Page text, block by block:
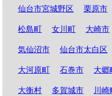
仙台市宮城野区 栗原市
松島町 女川町 大崎市
気仙沼市 仙台市太白区
大河原町 石巻市 大郷
大衡村 多賀城市 川崎